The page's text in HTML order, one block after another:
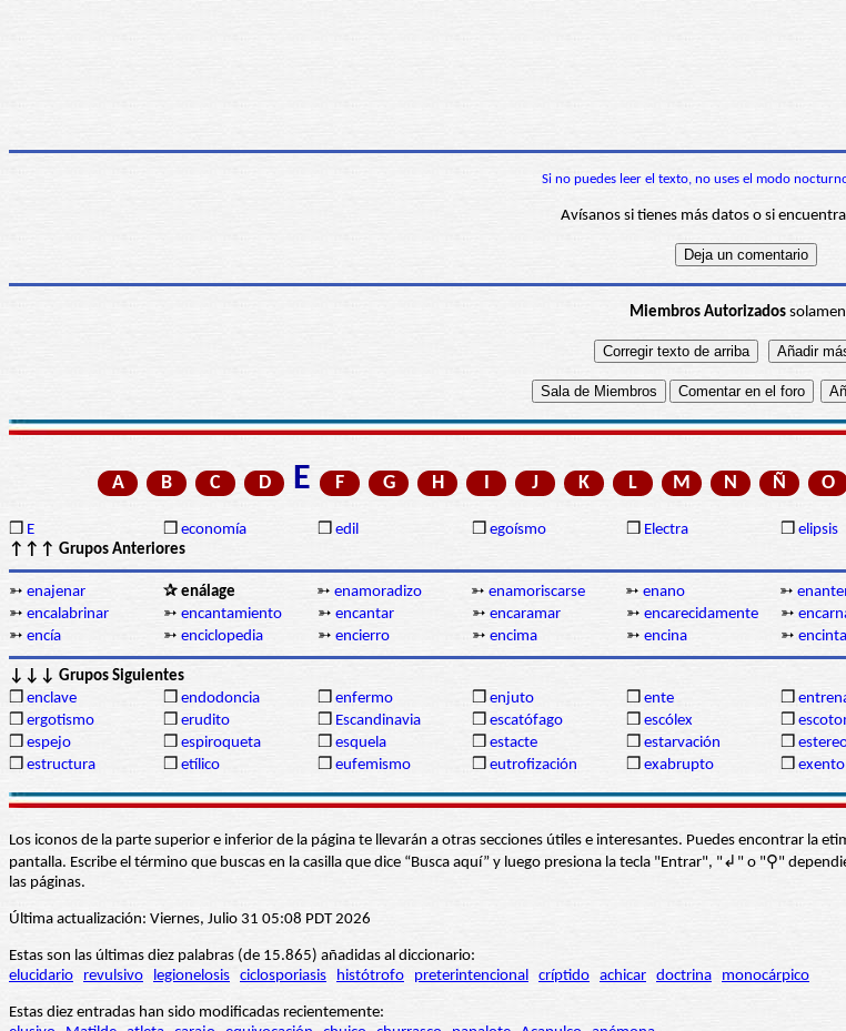
Si no puedes leer el texto, no uses el modo
Avísanos si tienes más datos o si
Miembros Autorizados
A B C D E F G H I J K L M N Ñ O
❒ E ❒ economía ❒ edil ❒ egoísmo ❒ Electra ❒ elipsis
↑↑↑ Grupos Anteriores
➳ enajenar ✰ enálage ➳ enamoradizo ➳ enamoriscarse ➳ enano ➳
➳ encalabrinar ➳ encantamiento ➳ encantar ➳ encaramar ➳ encarecidamente ➳
➳ encía ➳ enciclopedia ➳ encierro ➳ encima ➳ encina ➳ encinta
↓↓↓ Grupos Siguientes
❒ enclave ❒ endodoncia ❒ enfermo ❒ enjuto ❒ ente ❒
❒ ergotismo ❒ erudito ❒ Escandinavia ❒ escatófago ❒ escólex ❒
❒ espejo ❒ espiroqueta ❒ esquela ❒ estacte ❒ estarvación ❒
❒ estructura ❒ etílico ❒ eufemismo ❒ eutrofización ❒ exabrupto ❒ exento
Los iconos de la parte superior e inferior de la página te llevarán a otras secciones útiles e interesantes. Puedes encontrar la
pantalla. Escribe el término que buscas en la casilla que dice “Busca aquí” y luego presiona la tecla "Entrar", "↲" o "⚲"
las páginas.
Última actualización: Viernes, Julio 31 05:08 PDT 2026
Estas son las últimas diez palabras (de 15.865) añadidas al diccionario:
elucidario
revulsivo legionelosis ciclosporiasis histótrofo preterintencional críptido achicar doctrina monocárpico
Estas diez entradas han sido modificadas recientemente: